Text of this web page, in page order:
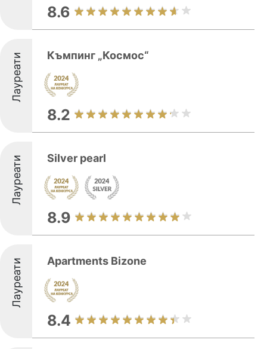
8.6
Лауреати Къмпинг „Космос“
8.2
Лауреати Silver pearl
8.9
Лауреати Apartments Bizone
8.4